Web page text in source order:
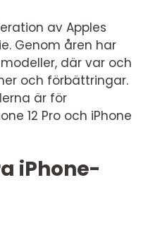
av Apples
Genom åren har
där var och
och förbättringar.
är för
12 Pro och iPhone
iPhone-